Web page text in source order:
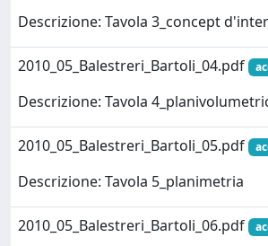
Descrizione: Tavola 3_concept
2010_05_Balestreri_Bartoli_04.pdf
Descrizione: Tavola
2010_05_Balestreri_Bartoli_05.pdf
Descrizione: Tavola 5_planimetria
2010_05_Balestreri_Bartoli_06.pdf